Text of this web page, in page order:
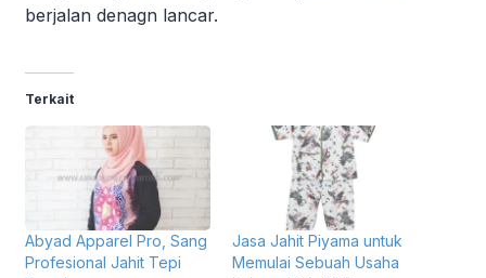
berjalan denagn lancar.
Terkait
Abyad Apparel Pro, Sang
Profesional Jahit Tepi
Jasa Jahit Piyama untuk
Memulai Sebuah Usaha